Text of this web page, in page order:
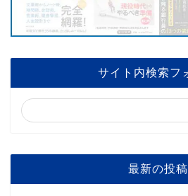
サイト内検索フ
最新の投稿